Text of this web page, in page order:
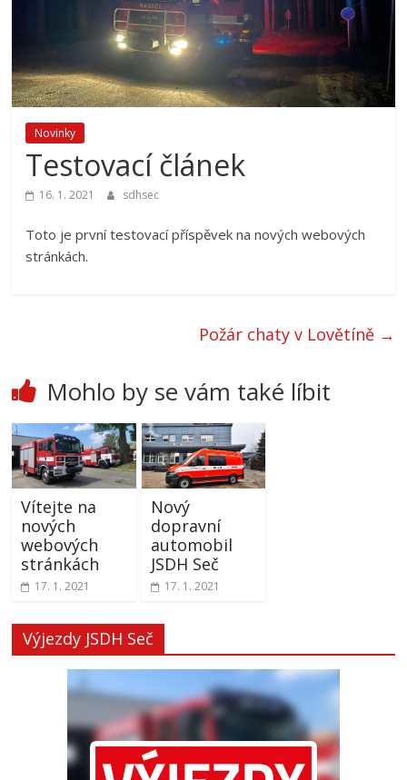
Novinky
Testovací článek
16. 1. 2021 sdhsec
Toto je první testovací příspěvek na nových webových
stránkách.
Požár chaty v Lovětíně →
Mohlo by se vám také líbit
Vítejte na
nových
webových
stránkách
17. 1. 2021
Nový
dopravní
automobil
JSDH Seč
17. 1. 2021
Výjezdy JSDH Seč